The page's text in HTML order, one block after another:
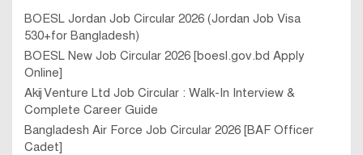
BOESL Jordan Job Circular 2026 (Jordan Job Visa
530+for Bangladesh)
BOESL New Job Circular 2026 [boesl.gov.bd Apply
Online]
Akij Venture Ltd Job Circular : Walk-In Interview &
Complete Career Guide
Bangladesh Air Force Job Circular 2026 [BAF Officer
Cadet]